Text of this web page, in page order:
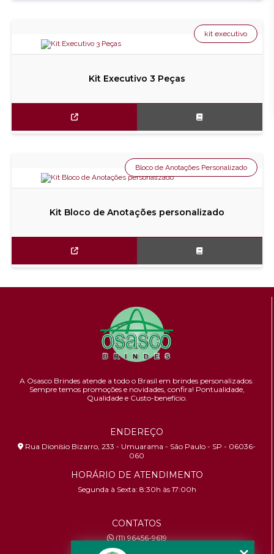
Kit Executivo 3 Peças
kit executivo
Kit Bloco de Anotações personalizado
Bloco de Anotações Personalizado
A Osasco Brindes atende a todo o Brasil em brindes personalizados.
Sempre temos promoções e novidades, confira! Pontualidade,
Qualidade e Custo-benefício.
ENDEREÇO
Rua Dionísio Bizarro, 233 - Umuarama - São Paulo - SP - 06036-
060
HORÁRIO DE ATENDIMENTO
Segunda à Sexta: 8:30h às 17:00h
CONTATOS
(11) 96456-9619
contato@osascobrindes.com.br